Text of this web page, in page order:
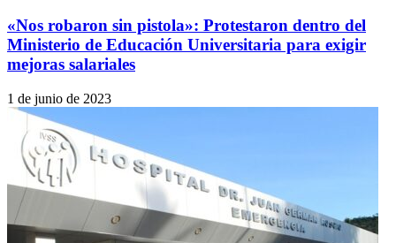
«Nos robaron sin pistola»: Protestaron dentro del
Ministerio de Educación Universitaria para exigir
mejoras salariales
1 de junio de 2023